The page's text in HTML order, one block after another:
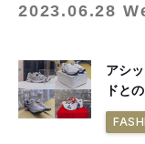
2023.06.28
アシ
ドと